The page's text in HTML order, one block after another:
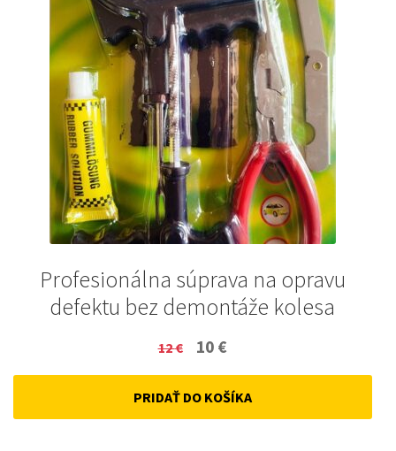
Profesionálna súprava na opravu
defektu bez demontáže kolesa
12€
Original
price
was:
10 €
price
is:
PRIDAŤ DO KOŠÍKA